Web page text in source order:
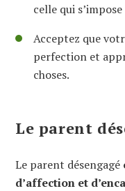
celle qui
Acceptez que
perfection et
choses.
Le parent
Le parent désengagé
d’affection et